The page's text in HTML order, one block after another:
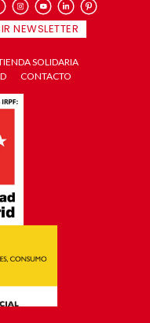
NEWSLETTER
SOLIDARIA
CONTACTO